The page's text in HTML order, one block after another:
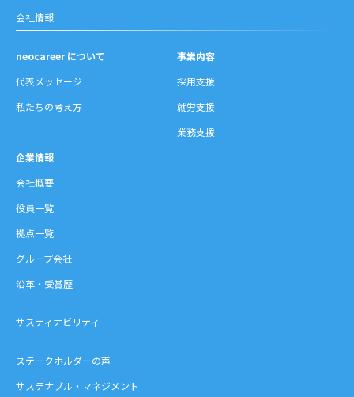
会社情報
neocareer について
代表メッセージ
私たちの考え方
事業内容
採用支援
就労支援
業務支援
企業情報
会社概要
役員一覧
拠点一覧
グループ会社
沿革・受賞歴
サスティナビリティ
ステークホルダーの声
サステナブル・マネジメント